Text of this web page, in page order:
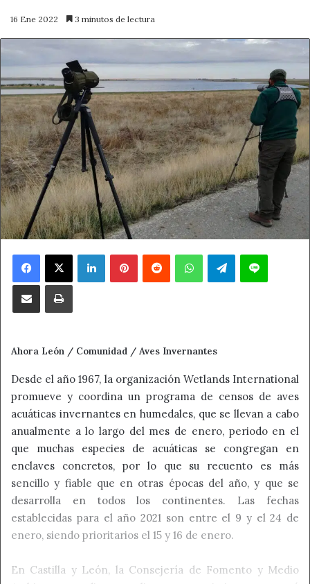
16 Ene 2022 3 minutos de lectura
Facebook
X LinkedInPinterestReddit WhatsAppTelegramLine
Compartir por correo electrónicoImprimir
Ahora León / Comunidad / Aves Invernantes
Desde el año 1967, la organización Wetlands International
promueve y coordina un programa de censos de aves
acuáticas invernantes en humedales, que se llevan a cabo
anualmente a lo largo del mes de enero, periodo en el
que muchas especies de acuáticas se congregan en
enclaves concretos, por lo que su recuento es más
sencillo y fiable que en otras épocas del año, y que se
desarrolla en todos los continentes. Las fechas
establecidas para el año 2021 son entre el 9 y el 24 de
enero, siendo prioritarios el 15 y 16 de enero.
En Castilla y León, la Consejería de Fomento y Medio